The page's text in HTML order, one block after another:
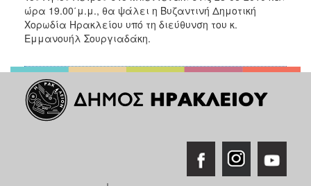
2019
2018
2016
2015
2013
ώρα 19.00΄μ.μ., θα ψάλει η Βυζαντινή Δημοτική
Χορωδία Ηρακλείου υπό τη διεύθυνση του κ.
Εμμανουήλ Σουργιαδάκη.